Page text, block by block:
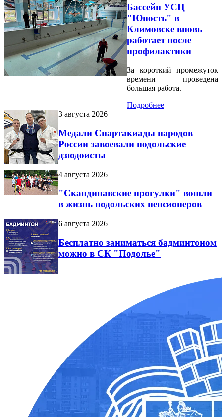
Бассейн УСЦ
"Юность" в
Климовске вновь
работает после
профилактики
За короткий промежуток
времени проведена
большая работа.
Подробнее
3 августа 2026
Медали Спартакиады народов
России завоевали подольские
дзюдоисты
4 августа 2026
"Скандинавские прогулки" вошли
в жизнь подольских пенсионеров
6 августа 2026
Бесплатно заниматься бадминтоном
можно в СК "Подолье"